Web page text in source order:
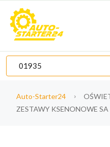
Auto-Starter24
ZESTAWY KSENONOWE SA